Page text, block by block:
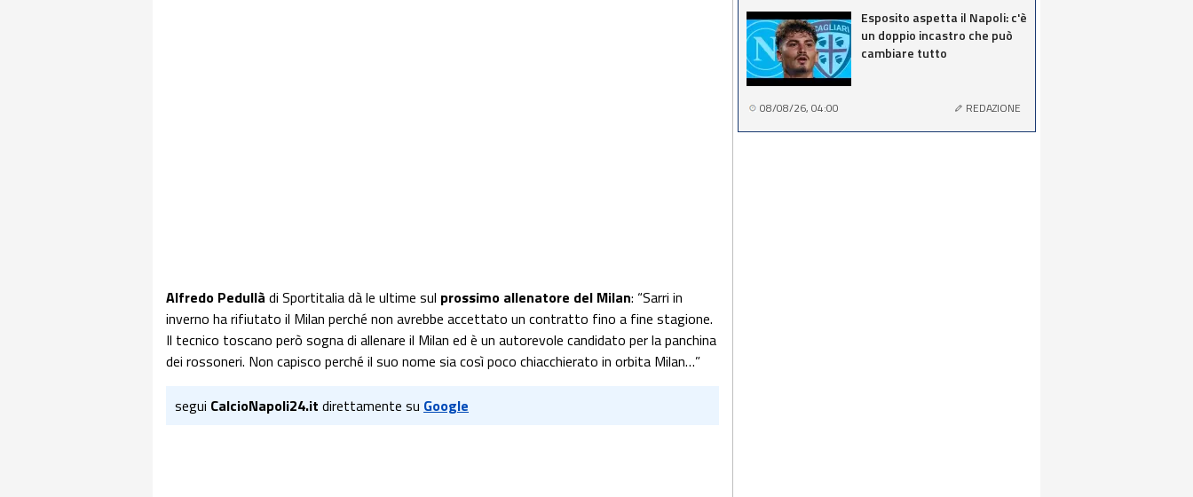
Alfredo Pedullà di Sportitalia dà le ultime sul prossimo allenatore del Milan: “Sarri in
inverno ha rifiutato il Milan perché non avrebbe accettato un contratto fino a fine stagione.
Il tecnico toscano però sogna di allenare il Milan ed è un autorevole candidato per la panchina
dei rossoneri. Non capisco perché il suo nome sia così poco chiacchierato in orbita Milan…”
segui CalcioNapoli24.it direttamente su Google
Esposito aspetta il Napoli: c'è
un doppio incastro che può
cambiare tutto
08/08/26, 04:00 REDAZIONE